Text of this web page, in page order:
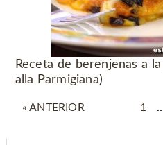
Receta de berenjenas a
alla Parmigiana)
« ANTERIOR 1